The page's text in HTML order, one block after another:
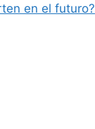
en el futuro?